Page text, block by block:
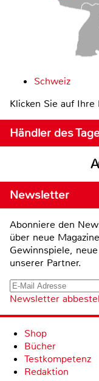
Schweiz
Klicken Sie auf
Händler des
Newsletter
Abonniere den
über neue
Gewinnspiele,
unserer Partner.
Newsletter
Shop
Bücher
Testkompetenz
Redaktion